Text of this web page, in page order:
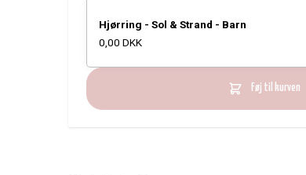
Hjørring - Sol & Strand - Barn
0,00 DKK
Føj til kurven